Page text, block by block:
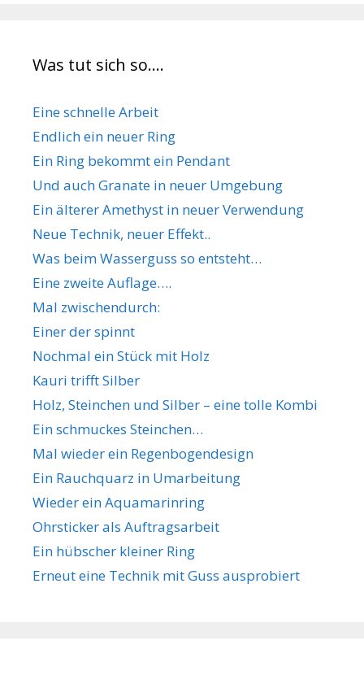
Was tut sich so….
Eine schnelle Arbeit
Endlich ein neuer Ring
Ein Ring bekommt ein Pendant
Und auch Granate in neuer Umgebung
Ein älterer Amethyst in neuer Verwendung
Neue Technik, neuer Effekt..
Was beim Wasserguss so entsteht…
Eine zweite Auflage….
Mal zwischendurch:
Einer der spinnt
Nochmal ein Stück mit Holz
Kauri trifft Silber
Holz, Steinchen und Silber – eine tolle Kombi
Ein schmuckes Steinchen…
Mal wieder ein Regenbogendesign
Ein Rauchquarz in Umarbeitung
Wieder ein Aquamarinring
Ohrsticker als Auftragsarbeit
Ein hübscher kleiner Ring
Erneut eine Technik mit Guss ausprobiert